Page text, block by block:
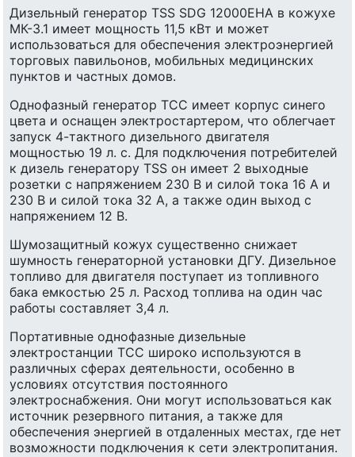
Дизельный генератор TSS SDG 12000EHA в кожухе
МК-3.1 имеет мощность 11,5 кВт и может
использоваться для обеспечения электроэнергией
торговых павильонов, мобильных медицинских
пунктов и частных домов.
Однофазный генератор ТСС имеет корпус синего
цвета и оснащен электростартером, что облегчает
запуск 4-тактного дизельного двигателя
мощностью 19 л. с. Для подключения потребителей
к дизель генератору TSS он имеет 2 выходные
розетки с напряжением 230 В и силой тока 16 А и
230 В и силой тока 32 А, а также один выход с
напряжением 12 В.
Шумозащитный кожух существенно снижает
шумность генераторной установки ДГУ. Дизельное
топливо для двигателя поступает из топливного
бака емкостью 25 л. Расход топлива на один час
работы составляет 3,4 л.
Портативные однофазные дизельные
электростанции ТСС широко используются в
различных сферах деятельности, особенно в
условиях отсутствия постоянного
электроснабжения. Они могут использоваться как
источник резервного питания, а также для
обеспечения энергией в отдаленных местах, где нет
возможности подключения к сети электропитания.